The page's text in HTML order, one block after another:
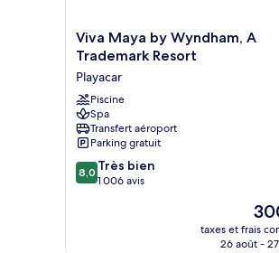
fumeurs
(Pool)
Viva
Maya
Wyndham,
A
Trademark
Resort
Playacar
Viva Maya by Wyndham, A
Trademark Resort
Playacar
Piscine
Spa
Transfert aéroport
Parking gratuit
8.0
sur
8,0 Très bien
1 006 avis
Le
prix
taxes et frais
26 août -